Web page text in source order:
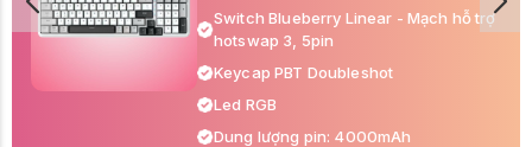
Switch Blueberry Linear - Mạch hỗ trợ
hotswap 3, 5pin
Keycap PBT Doubleshot
Led RGB
Dung lượng pin: 4000mAh